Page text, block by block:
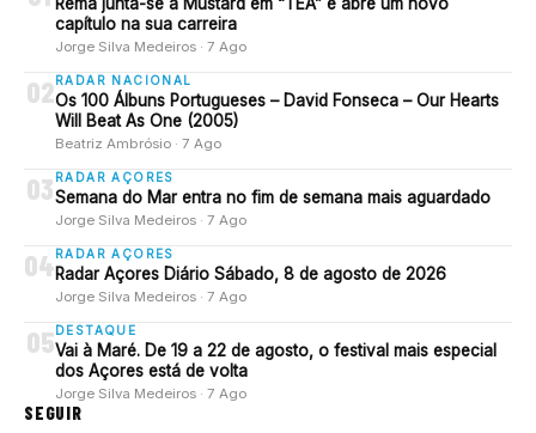
Rema junta-se a Mustard em “TEA” e abre um novo
capítulo na sua carreira
Jorge Silva Medeiros · 7 Ago
02 RADAR NACIONAL
Os 100 Álbuns Portugueses – David Fonseca – Our Hearts
Will Beat As One (2005)
Beatriz Ambrósio · 7 Ago
03 RADAR AÇORES
Semana do Mar entra no fim de semana mais aguardado
Jorge Silva Medeiros · 7 Ago
04 RADAR AÇORES
Radar Açores Diário Sábado, 8 de agosto de 2026
Jorge Silva Medeiros · 7 Ago
05 DESTAQUE
Vai à Maré. De 19 a 22 de agosto, o festival mais especial
dos Açores está de volta
Jorge Silva Medeiros · 7 Ago
SEGUIR